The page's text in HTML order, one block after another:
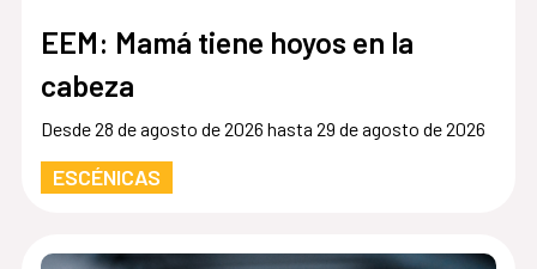
EEM: Mamá tiene hoyos en la
cabeza
Desde 28 de agosto de 2026 hasta 29 de agosto de 2026
ESCÉNICAS